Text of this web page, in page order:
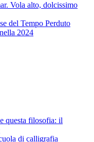
Vola alto, dolcissimo
del Tempo Perduto
2024
questa filosofia: il
di calligrafia